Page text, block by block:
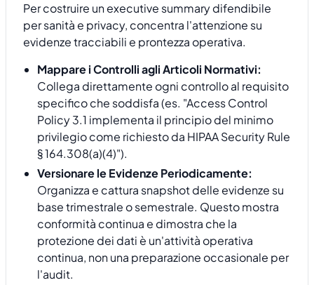
Per costruire un executive summary difendibile
per sanità e privacy, concentra l'attenzione su
evidenze tracciabili e prontezza operativa.
Mappare i Controlli agli Articoli Normativi:
Collega direttamente ogni controllo al requisito
specifico che soddisfa (es. "Access Control
Policy 3.1 implementa il principio del minimo
privilegio come richiesto da HIPAA Security Rule
§ 164.308(a)(4)").
Versionare le Evidenze Periodicamente:
Organizza e cattura snapshot delle evidenze su
base trimestrale o semestrale. Questo mostra
conformità continua e dimostra che la
protezione dei dati è un'attività operativa
continua, non una preparazione occasionale per
l'audit.